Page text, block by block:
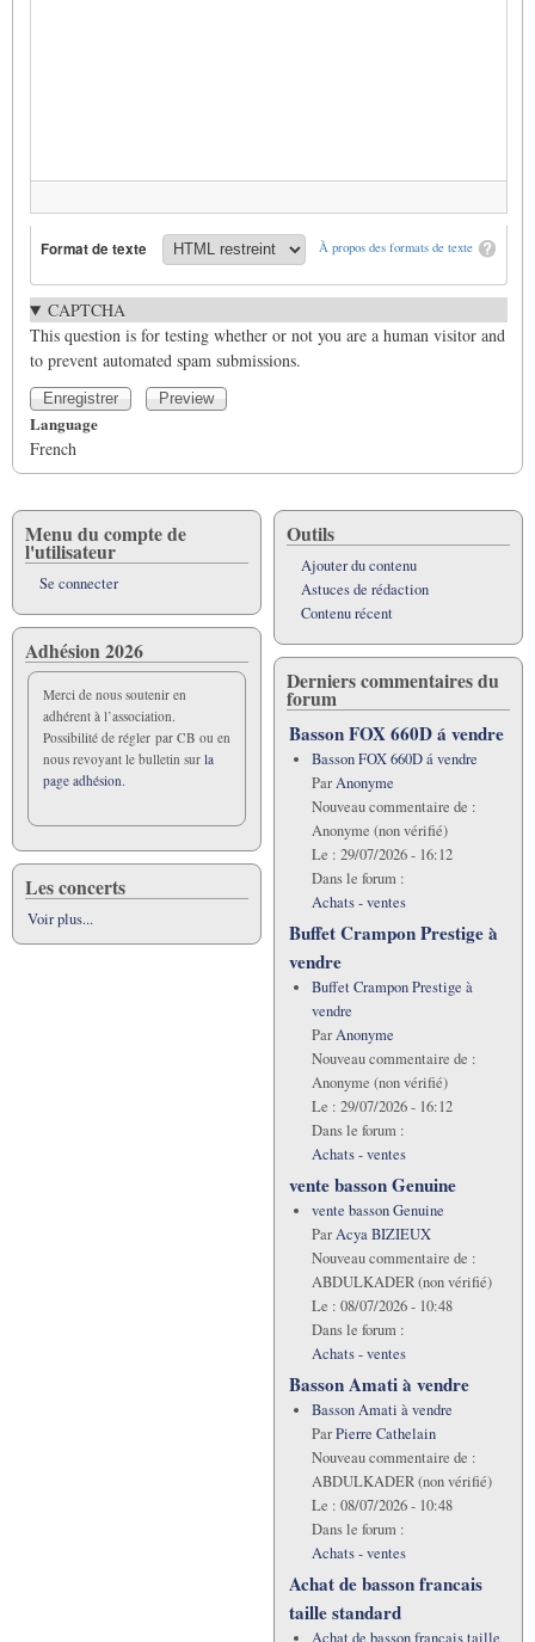
À propos des formats de texte
Format de texte
CAPTCHA
This question is for testing whether or not you are a human visitor and
to prevent automated spam submissions.
Language
French
Menu du compte de
l'utilisateur
Se connecter
Adhésion 2026
Merci de nous soutenir en
adhérent à l’association.
Possibilité de régler par CB ou en
nous revoyant le bulletin sur la
page adhésion.
Les concerts
Voir plus...
Outils
Ajouter du contenu
Astuces de rédaction
Contenu récent
Derniers commentaires du
forum
Basson FOX 660D á vendre
Basson FOX 660D á vendre
ParAnonyme
Nouveau commentaire de :
Anonyme (non vérifié)
Le : 29/07/2026 - 16:12
Dans le forum :
Achats - ventes
Buffet Crampon Prestige à
vendre
Buffet Crampon Prestige à
vendre
ParAnonyme
Nouveau commentaire de :
Anonyme (non vérifié)
Le : 29/07/2026 - 16:12
Dans le forum :
Achats - ventes
vente basson Genuine
vente basson Genuine
ParAcya BIZIEUX
Nouveau commentaire de :
ABDULKADER (non vérifié)
Le : 08/07/2026 - 10:48
Dans le forum :
Achats - ventes
Basson Amati à vendre
Basson Amati à vendre
ParPierre Cathelain
Nouveau commentaire de :
ABDULKADER (non vérifié)
Le : 08/07/2026 - 10:48
Dans le forum :
Achats - ventes
Achat de basson francais
taille standard